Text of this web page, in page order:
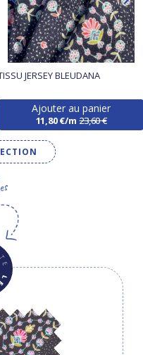
JERSEY BLEUDANA
Ajouter au panier
11,80 €/m 23,60 €